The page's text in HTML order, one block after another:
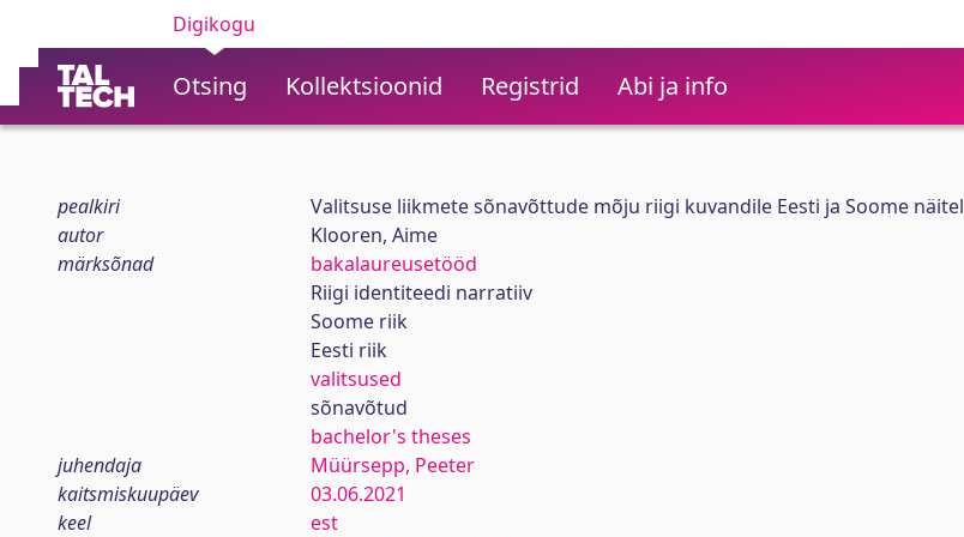
Digikogu
Otsing Kollektsioonid Registrid Abi ja info
pealkiri
Valitsuse liikmete sõnavõttude mõju riigi kuvandile Eesti ja Soome näitel
autor
Klooren, Aime
märksõnad
bakalaureusetööd
Riigi identiteedi narratiiv
Soome riik
Eesti riik
valitsused
sõnavõtud
bachelor's theses
juhendaja
Müürsepp, Peeter
kaitsmiskuupäev
03.06.2021
keel
est